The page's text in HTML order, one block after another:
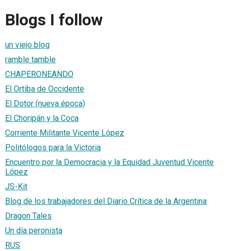
Blogs I follow
un viejo blog
ramble tamble
CHAPERONEANDO
El Ortiba de Occidente
El Dotor (nueva época)
El Choripán y la Coca
Corriente Militante Vicente López
Politólogos para la Victoria
Encuentro por la Democracia y la Equidad Juventud Vicente
López
JS-Kit
Blog de los trabajadores del Diario Crítica de la Argentina
Dragon Tales
Un día peronista
RUS